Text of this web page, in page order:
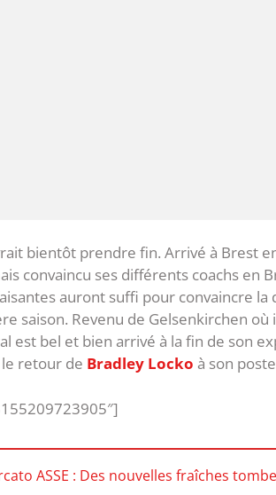
bientôt prendre fin. Arrivé à Brest
convaincu ses différents coachs
auront suffi pour convaincre
saison. Revenu de Gelsenkirchen
est bel et bien arrivé à la fin de son
retour de Bradley Locko à son
ASSE : Des nouvelles fraîches